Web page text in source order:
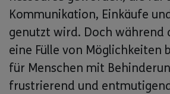
Kommunikation, Einkäufe
genutzt wird. Doch während
eine Fülle von Möglichkeiten
für Menschen mit
frustrierend und